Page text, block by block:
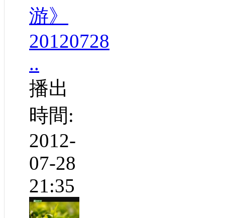
游》
20120728
..
播出
時間:
2012-
07-28
21:35